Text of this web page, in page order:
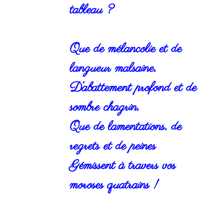
tableau ?
Que de mélancolie et de
langueur malsaine,
D’abattement profond et de
sombre chagrin,
Que de lamentations, de
regrets et de peines
Gémissent à travers vos
moroses quatrains !